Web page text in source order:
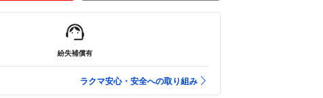
紛失補償有
ラクマ安心・安全への取り組み